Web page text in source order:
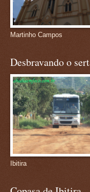
Martinho Campos
Desbravando o
Ibitira